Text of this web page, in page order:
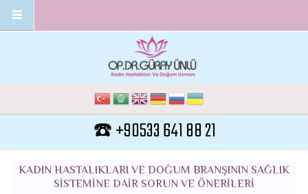
☎️ +90533 641 88 21
KADIN HASTALIKLARI VE DOĞUM BRANŞININ SAĞLIK
SISTEMINE DAIR SORUN VE ÖNERILERI